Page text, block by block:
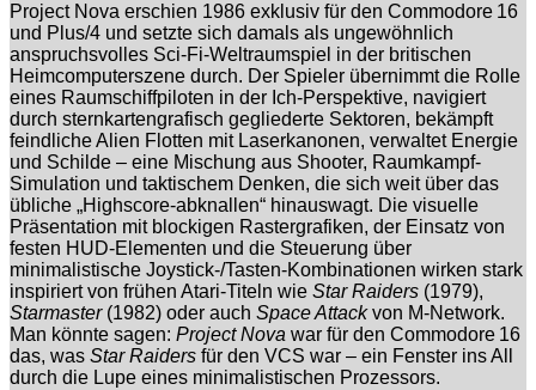
Project Nova erschien 1986 exklusiv für den Commodore 16
und Plus/4 und setzte sich damals als ungewöhnlich
anspruchsvolles Sci‑Fi-Weltraumspiel in der britischen
Heimcomputerszene durch. Der Spieler übernimmt die Rolle
eines Raumschiffpiloten in der Ich‑Perspektive, navigiert
durch sternkartengrafisch gegliederte Sektoren, bekämpft
feindliche Alien Flotten mit Laserkanonen, verwaltet Energie
und Schilde – eine Mischung aus Shooter, Raumkampf-
Simulation und taktischem Denken, die sich weit über das
übliche „Highscore-abknallen“ hinauswagt. Die visuelle
Präsentation mit blockigen Rastergrafiken, der Einsatz von
festen HUD-Elementen und die Steuerung über
minimalistische Joystick-/Tasten-Kombinationen wirken stark
inspiriert von frühen Atari-Titeln wie Star Raiders (1979),
Starmaster(1982) oder auch Space Attackvon M-Network.
Man könnte sagen: Project Nova war für den Commodore 16
das, was Star Raiders für den VCS war – ein Fenster ins All
durch die Lupe eines minimalistischen Prozessors.